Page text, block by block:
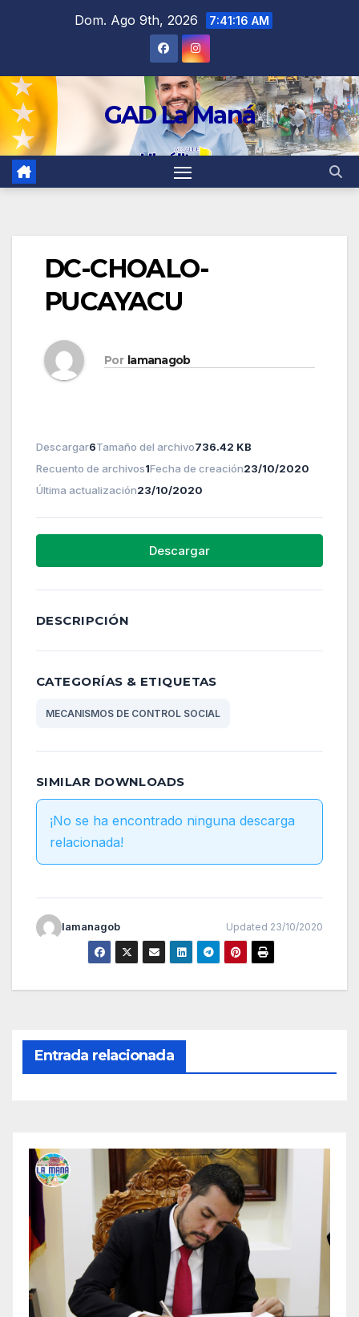
Dom. Ago 9th, 2026 7:41:16 AM
GAD La Maná
DC-CHOALO-
PUCAYACU
Por lamanagob
Descargar6Tamaño del archivo736.42 KB
Recuento de archivos1Fecha de creación23/10/2020
Última actualización23/10/2020
Descargar
DESCRIPCIÓN
CATEGORÍAS & ETIQUETAS
MECANISMOS DE CONTROL SOCIAL
SIMILAR DOWNLOADS
¡No se ha encontrado ninguna descarga
relacionada!
lamanagob Updated 23/10/2020
Entrada relacionada